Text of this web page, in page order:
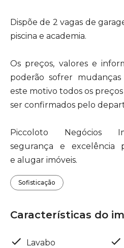
Dispõe de 2 vagas de
piscina e academia.
Os preços, valores e
poderão sofrer
este motivo todos os
ser confirmados pelo
Piccoloto Negócios
segurança e excelência
e alugar imóveis.
Sofisticação
Características do
Lavabo